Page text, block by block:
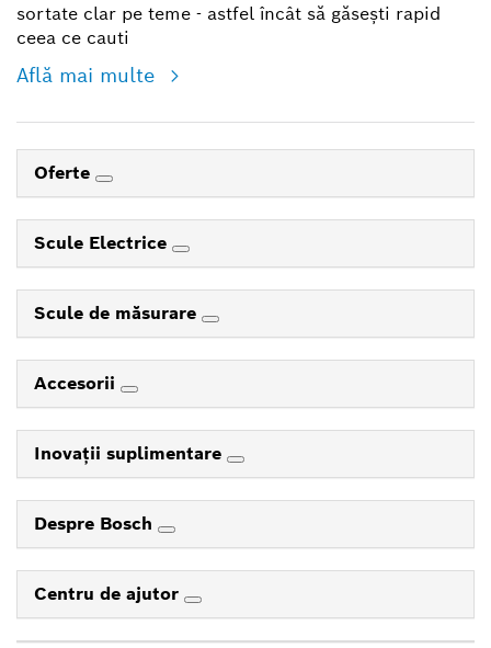
sortate clar pe teme - astfel încât să găsești rapid
ceea ce cauti
Află mai multe
Oferte
Scule Electrice
Scule de măsurare
Accesorii
Inovaţii suplimentare
Despre Bosch
Centru de ajutor